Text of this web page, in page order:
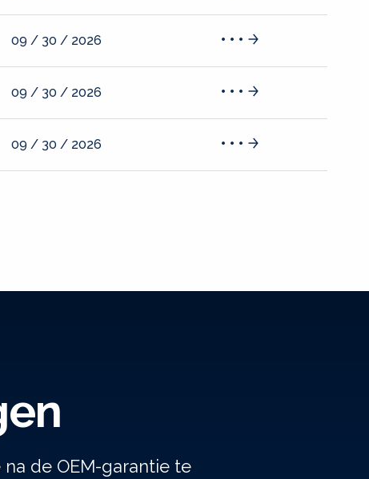
09 / 30 / 2026
09 / 30 / 2026
09 / 30 / 2026
de OEM-garantie te